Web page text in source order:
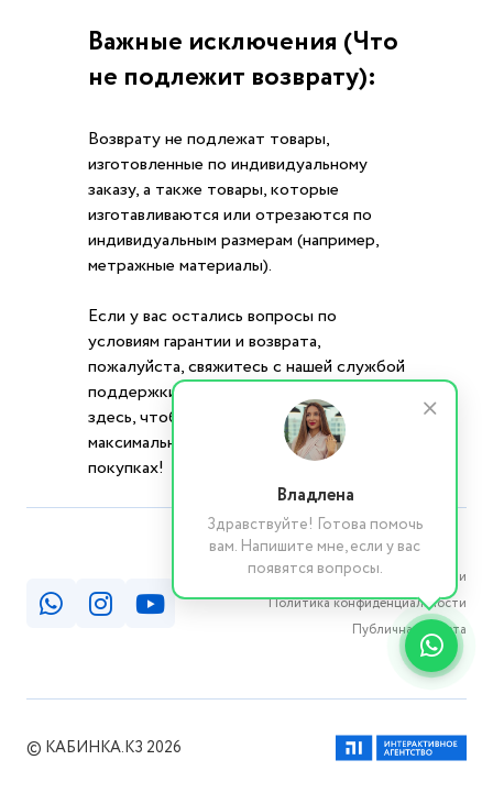
Важные исключения (Что
не подлежит возврату):
Возврату не подлежат товары,
изготовленные по индивидуальному
заказу, а также товары, которые
изготавливаются или отрезаются по
индивидуальным размерам (например,
метражные материалы).
Если у вас остались вопросы по
условиям гарантии и возврата,
пожалуйста, свяжитесь с нашей службой
поддержки по указанным контактам. Мы
здесь, чтобы обеспечить вам
максимальный комфорт и уверенность в
покупках!
Реквизиты компании
Политика конфиденциальности
Публичная оферта
© КАБИНКА.КЗ 2026
Владлена
Здравствуйте! Готова помочь
вам. Напишите мне, если у вас
появятся вопросы.